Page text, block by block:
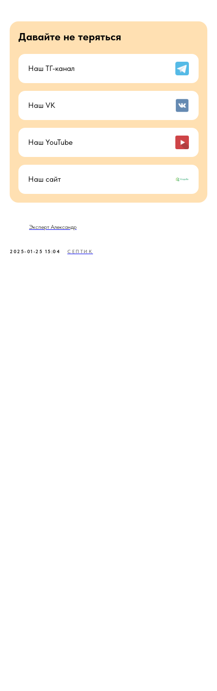
Давайте не теряться
Наш ТГ-канал
Наш VK
Наш YouTube
Наш сайт
Эксперт Александр
2025-01-25 15:04 СЕПТИК